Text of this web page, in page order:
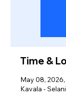
Time &
May 08,
Kavala -